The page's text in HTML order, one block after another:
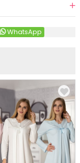
WhatsApp